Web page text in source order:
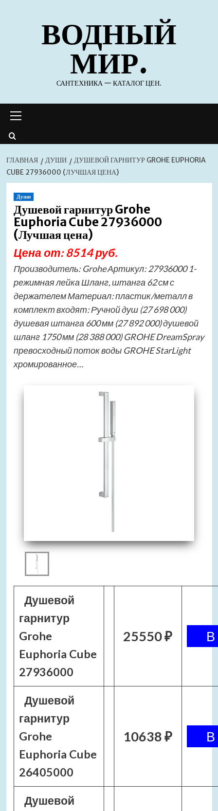
содержимомуВОДНЫЙ
МИР.
САНТЕХНИКА — КАТАЛОГ ЦЕН.
меню
ГЛАВНАЯ ДУШИ
ДУШЕВОЙ ГАРНИТУР GROHE EUPHORIA
CUBE 27936000 (ЛУЧШАЯ ЦЕНА)
Души
Душевой гарнитур Grohe
Euphoria Cube 27936000
(Лучшая цена)
Цена от: 8514 руб.
Производитель: Grohe Артикул: 27936000 1-
режимная лейка Шланг, штанга 62 см с
держателем Материал: пластик/металл в
комплект входят: Ручной душ (27 698 000)
душевая штанга 600 мм (27 892 000) душевой
шланг 1750 мм (28 388 000) GROHE DreamSpray
превосходный поток воды GROHE StarLight
хромированное…
Душевой
гарнитур
Grohe
Euphoria Cube
27936000
25550 ₽
Душевой
гарнитур
Grohe
Euphoria Cube
26405000
10638 ₽
Душевой